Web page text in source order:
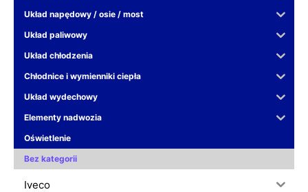
Układ napędowy / osie / most
Układ paliwowy
Układ chłodzenia
Chłodnice i wymienniki ciepła
Układ wydechowy
Elementy nadwozia
Oświetlenie
Bez kategorii
Iveco